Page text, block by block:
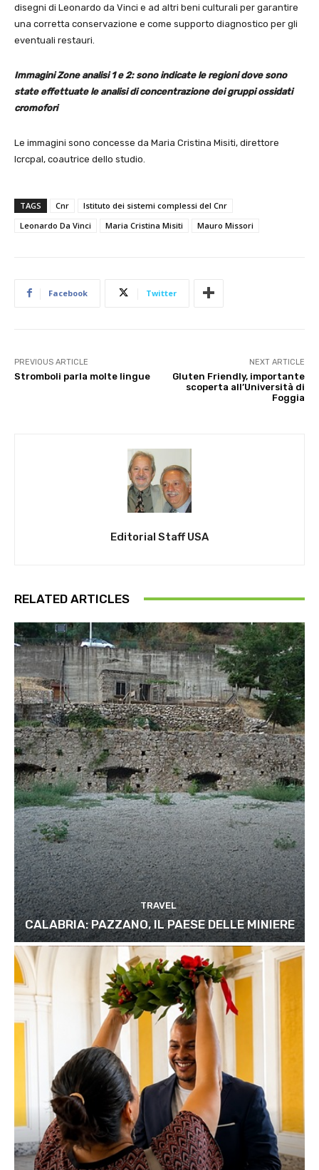
disegni di Leonardo da Vinci e ad altri beni culturali per garantire
una corretta conservazione e come supporto diagnostico per gli
eventuali restauri.
Immagini Zone analisi 1 e 2: sono indicate le regioni dove sono
state effettuate le analisi di concentrazione dei gruppi ossidati
cromofori
Le immagini sono concesse da Maria Cristina Misiti, direttore
Icrcpal, coautrice dello studio.
TAGS Cnr
Istituto dei sistemi complessi del Cnr
Leonardo Da Vinci
Maria Cristina Misiti Mauro Missori
Facebook Twitter
PREVIOUS ARTICLE
Stromboli parla molte lingue
NEXT ARTICLE
Gluten Friendly, importante
scoperta all’Università di
Foggia
Editorial Staff USA
RELATED ARTICLES
TRAVEL
CALABRIA: PAZZANO, IL PAESE DELLE MINIERE